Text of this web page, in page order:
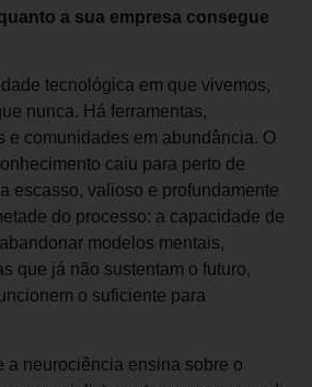
a sua empresa consegue
tecnológica em que vivemos,
nunca. Há ferramentas,
e comunidades em abundância. O
caiu para perto de
escasso, valioso e profundamente
do processo: a capacidade de
modelos mentais,
que já não sustentam o futuro,
o suficiente para
a neurociência ensina sobre o